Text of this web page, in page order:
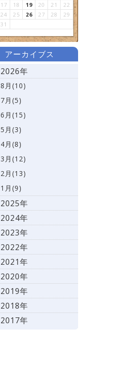
17 18 19 20 21
22
24 25 26 27 28
29
31
アーカイブス
2026年
8月(10)
7月(5)
6月(15)
5月(3)
4月(8)
3月(12)
2月(13)
1月(9)
2025年
2024年
2023年
2022年
2021年
2020年
2019年
2018年
2017年